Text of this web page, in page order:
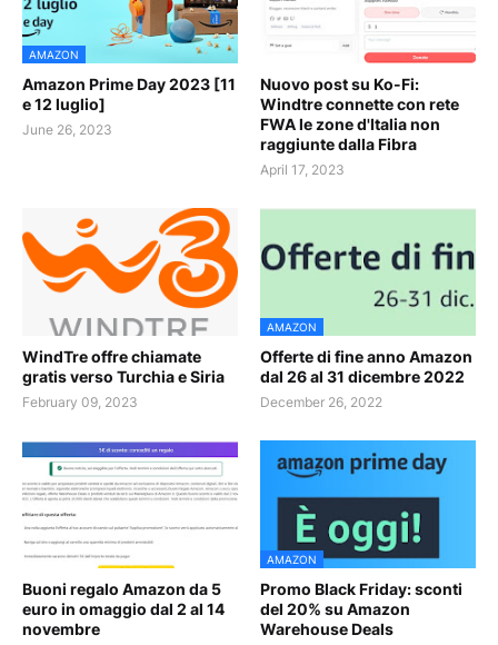
AMAZON
Amazon Prime Day 2023 [11
e 12 luglio]
June 26, 2023
Nuovo post su Ko-Fi:
Windtre connette con rete
FWA le zone d'Italia non
raggiunte dalla Fibra
April 17, 2023
WindTre offre chiamate
gratis verso Turchia e Siria
February 09, 2023
AMAZON
Offerte di fine anno Amazon
dal 26 al 31 dicembre 2022
December 26, 2022
Buoni regalo Amazon da 5
euro in omaggio dal 2 al 14
novembre
AMAZON
Promo Black Friday: sconti
del 20% su Amazon
Warehouse Deals